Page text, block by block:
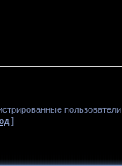
пользователи.
]